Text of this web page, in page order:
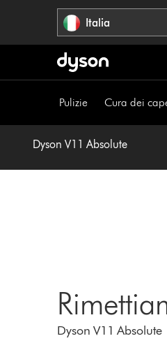
Italia
Pulizie Cura dei
Dyson V11 Absolute
Dyson V11 Absolute